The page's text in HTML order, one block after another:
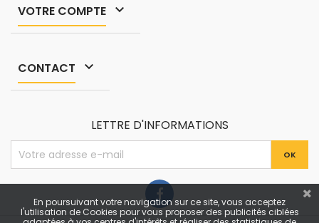
VOTRE COMPTE 
CONTACT 
LETTRE D'INFORMATIONS
En poursuivant votre navigation sur ce site, vous acceptez
l'utilisation de Cookies pour vous proposer des publicités ciblées